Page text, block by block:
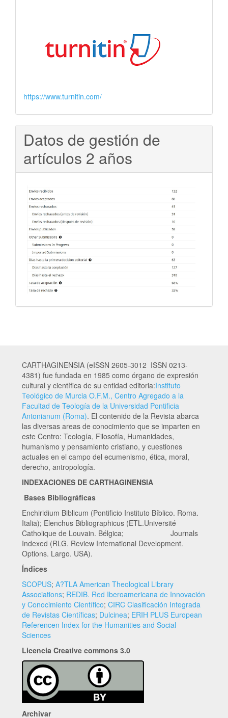
https://www.turnitin.com/
Datos de gestión de
artículos 2 años
CARTHAGINENSIA (eISSN 2605-3012 ISSN 0213-
4381) fue fundada en 1985 como órgano de expresión
cultural y científica de su entidad editoria:Instituto
Teológico de Murcia O.F.M., Centro Agregado a la
Facultad de Teología de la Universidad Pontificia
Antonianum (Roma). El contenido de la Revista abarca
las diversas areas de conocimiento que se imparten en
este Centro: Teología, Filosofía, Humanidades,
humanismo y pensamiento cristiano, y cuestiones
actuales en el campo del ecumenismo, ética, moral,
derecho, antropología.
INDEXACIONES DE CARTHAGINENSIA
Bases Bibliográficas
Enchiridium Biblicum (Pontificio Instituto Bíblico. Roma.
Italia); Elenchus Bibliographicus (ETL.Université
Catholique de Louvain. Bélgica; Journals
Indexed (RLG. Review International Development.
Options. Largo. USA).
Índices
SCOPUS; A?TLA American Theological Library
Associations; REDIB. Red Iberoamericana de Innovación
y Conocimiento Científico; CIRC Clasificación Integrada
de Revistas Científicas; Dulcinea; ERIH PLUS European
Referencen Index for the Humanities and Social
Sciences
Licencia Creative commons 3.0
Archivar